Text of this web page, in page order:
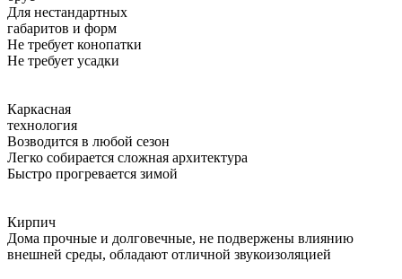
Для нестандартных
габаритов и форм
Не требует конопатки
Не требует усадки
Каркасная
технология
Возводится в любой сезон
Легко собирается сложная архитектура
Быстро прогревается зимой
Кирпич
Дома прочные и долговечные, не подвержены влиянию
внешней среды, обладают отличной звукоизоляцией